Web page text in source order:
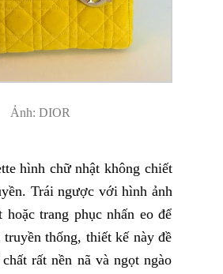
Ảnh: DIOR
hình chữ nhật không chiết
Trái ngược với hình ảnh
trang phục nhấn eo để
thống, thiết kế này đề
rất nền nã và ngọt ngào